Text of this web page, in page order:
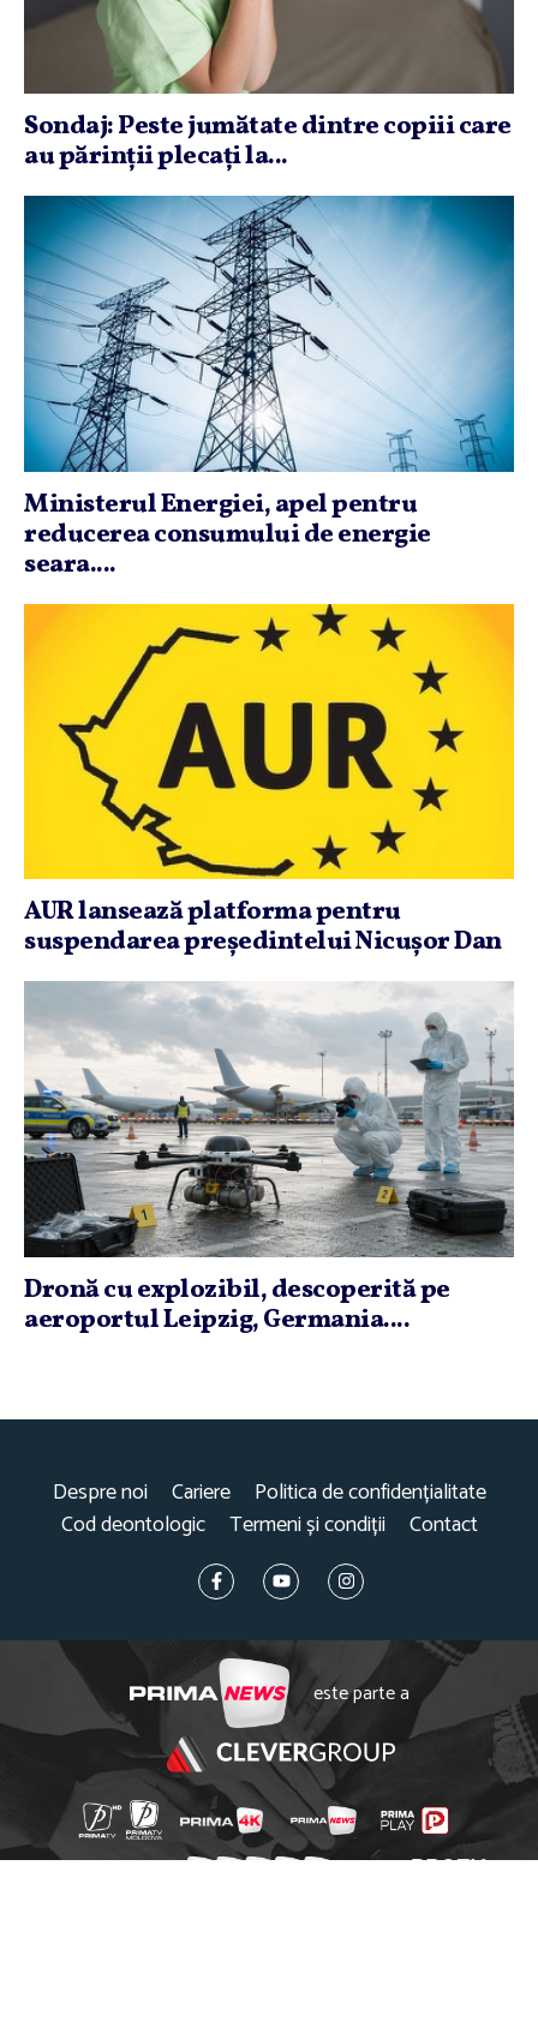
Sondaj: Peste jumătate dintre copiii care
au părinţii plecaţi la...
Ministerul Energiei, apel pentru
reducerea consumului de energie
seara....
AUR lansează platforma pentru
suspendarea preşedintelui Nicuşor Dan
Dronă cu explozibil, descoperită pe
aeroportul Leipzig, Germania....
Despre noi Cariere
Politica de confidențialitate
Cod deontologic
Termeni și condiții Contact
este parte a